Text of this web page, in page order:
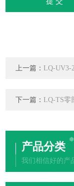
上一篇： LQ-UV3-
下一篇： LQ-TS零
产品分类
我们相信好的产